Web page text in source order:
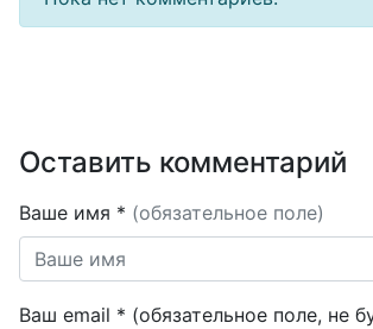
Оставить комментарий
Ваше имя * (обязательное поле)
Ваш email * (обязательное поле, не